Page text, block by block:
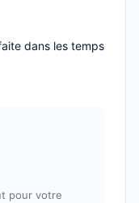
dans les temps
pour votre